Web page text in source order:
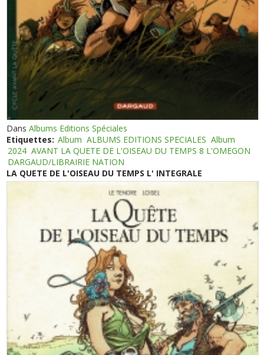
DansAlbums Editions Spéciales
Etiquettes: Album ALBUMS EDITIONS SPECIALES Album
2024 AVANT LA QUETE DE L'OISEAU DU TEMPS 8 L'OMEGON
DARGAUD/LIBRAIRIE NATION
LA QUETE DE L'OISEAU DU TEMPS L' INTEGRALE